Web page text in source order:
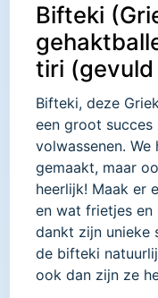
Bifteki
tiri
Bifteki, deze
een groot
volwassenen.
gemaakt, maar
heerlijk! Maak er
en wat frietjes en
dankt zijn unieke
de bifteki
ook dan zijn ze